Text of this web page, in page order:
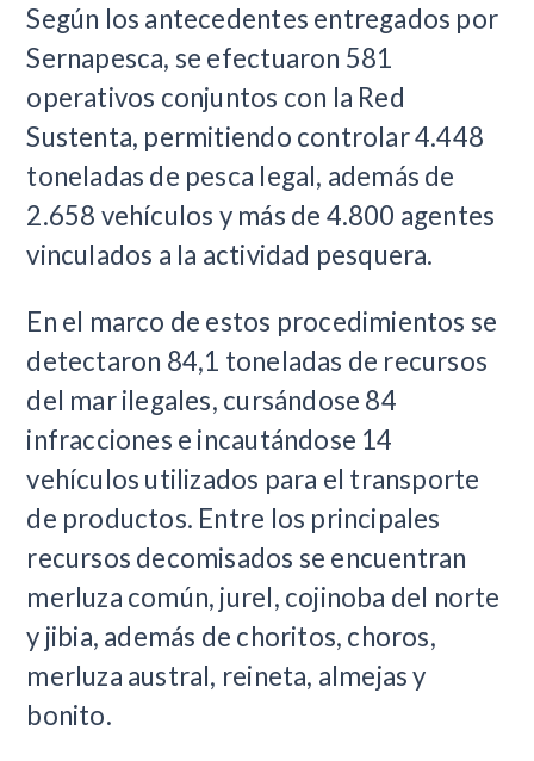
Según los antecedentes entregados por
Sernapesca, se efectuaron 581
operativos conjuntos con la Red
Sustenta, permitiendo controlar 4.448
toneladas de pesca legal, además de
2.658 vehículos y más de 4.800 agentes
vinculados a la actividad pesquera.
En el marco de estos procedimientos se
detectaron 84,1 toneladas de recursos
del mar ilegales, cursándose 84
infracciones e incautándose 14
vehículos utilizados para el transporte
de productos. Entre los principales
recursos decomisados se encuentran
merluza común, jurel, cojinoba del norte
y jibia, además de choritos, choros,
merluza austral, reineta, almejas y
bonito.